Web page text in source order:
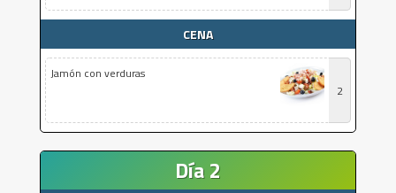
CENA
Jamón con verduras
2
Día 2